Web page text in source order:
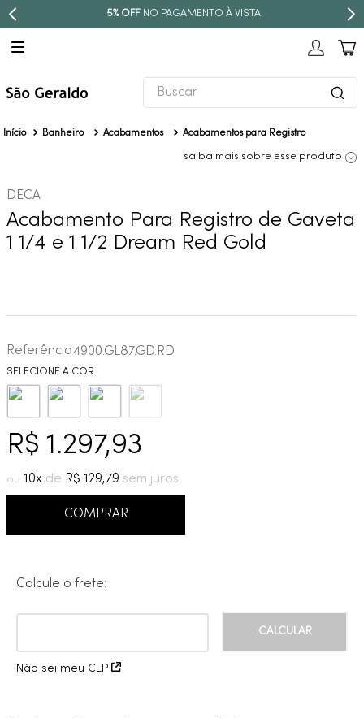
OFF NO PAGAMENTO À VISTA
Buscar
Banheiro Acabamentos Acabamentos para Registro
saiba mais sobre esse produto
DECA
Acabamento Para Registro de Gaveta
1 1/4 e 1 1/2 Dream Red Gold
Referência4900.GL87.GD.RD
R$ 1.297,93
10 R$ 129,79
COMPRAR
Calcule o frete:
Não sei meu CEP
TERMOS MAIS BUSCADOS
4º
atlas
7º
perola
8º
deca you
9º
cobre escovado